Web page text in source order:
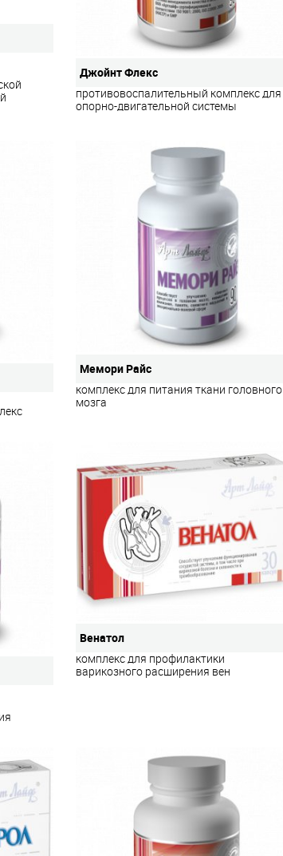
Джойнт Флекс
противовоспалительный комплекс для
опорно-двигательной системы
Мемори Райс
комплекс для питания ткани головного
мозга
Венатол
комплекс для профилактики
варикозного расширения вен